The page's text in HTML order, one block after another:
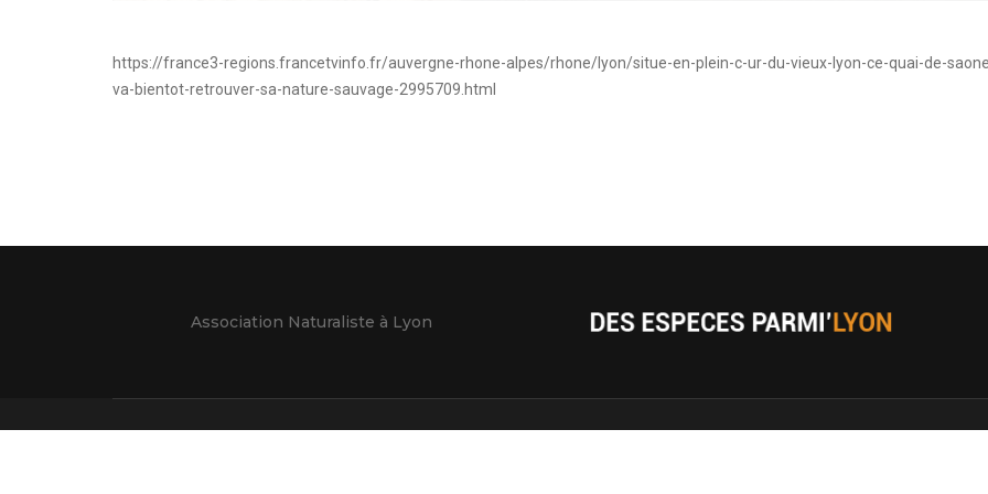
https://france3-regions.francetvinfo.fr/auvergne-rhone-alpes/rhone/lyon/situe-en-plein-c-ur-du-vieux-lyon-ce-quai-de-
va-bientot-retrouver-sa-nature-sauvage-2995709.html
Association Naturaliste à Lyon